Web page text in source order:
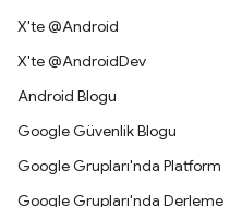
X'te @Android
X'te @AndroidDev
Android Blogu
Google Güvenlik Blogu
Google Grupları'nda Platform
Google Grupları'nda Derleme